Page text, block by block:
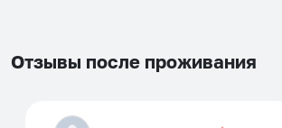
Отзывы после проживания